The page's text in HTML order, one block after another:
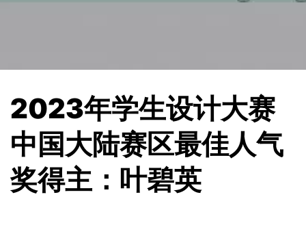
2023年学生设计大赛
中国大陆赛区最佳人气
奖得主：叶碧英